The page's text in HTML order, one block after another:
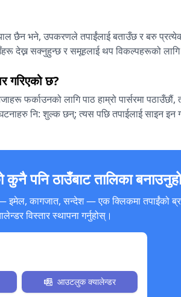
छैन भने, उपकरणले तपाईंलाई बताउँछ र बरु प्रत्येक
देख्न सक्नुहुन्छ र समूहलाई थप विकल्पहरूको
गरिएको छ?
फर्काउनको लागि पाठ हाम्रो पार्सरमा
नि: शुल्क छन्; त्यस पछि तपाईलाई साइन इन
पनि ठाउँबाट तालिका
इमेल, कागजात, सन्देश — एक क्लिकमा तपाईंको
विस्तार स्थापना गर्नुहोस्।
आउटलुक क्यालेन्डर